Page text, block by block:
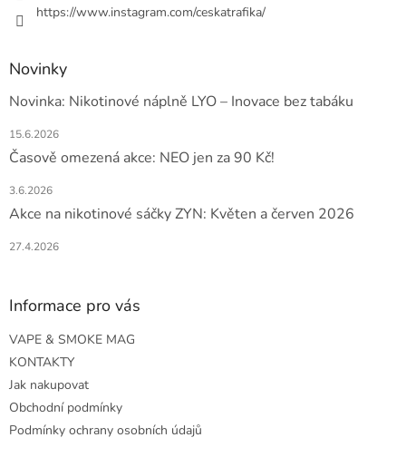
https://www.instagram.com/ceskatrafika/
Novinky
Novinka: Nikotinové náplně LYO – Inovace bez tabáku
15.6.2026
Časově omezená akce: NEO jen za 90 Kč!
3.6.2026
Akce na nikotinové sáčky ZYN: Květen a červen 2026
27.4.2026
Informace pro vás
VAPE & SMOKE MAG
KONTAKTY
Jak nakupovat
Obchodní podmínky
Podmínky ochrany osobních údajů